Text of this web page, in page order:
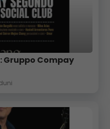
Gruppo Compay